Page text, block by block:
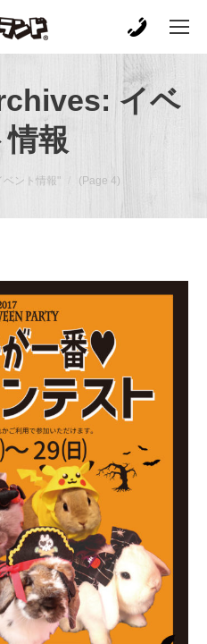
イベ
情報
ベント情報" (Page 4)